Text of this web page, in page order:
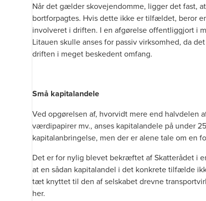
Når det gælder skovejendomme, ligger det fast,
bortforpagtes. Hvis dette ikke er tilfældet, beror
involveret i driften. I en afgørelse offentliggjort i
Litauen skulle anses for passiv virksomhed, da
driften i meget beskedent omfang.
Små kapitalandele
Ved opgørelsen af, hvorvidt mere end halvdelen
værdipapirer mv., anses kapitalandele på under
kapitalanbringelse, men der er alene tale om en
Det er for nylig blevet bekræftet af Skatterådet i
at en sådan kapitalandel i det konkrete tilfælde
tæt knyttet til den af selskabet drevne
her.